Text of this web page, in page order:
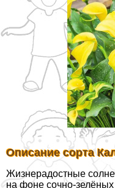
Описание сорта
Жизнерадостные
на фоне сочно-